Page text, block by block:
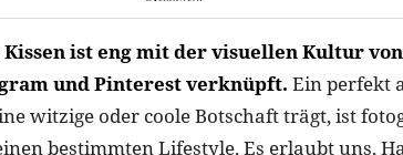
ist eng mit der visuellen Kultur
und Pinterest verknüpft. Ein perfekt
witzige oder coole Botschaft trägt, ist
bestimmten Lifestyle. Es erlaubt uns,